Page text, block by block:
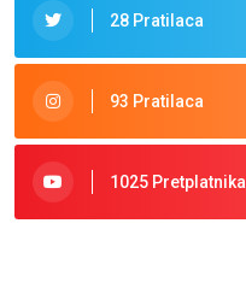
28 Pratilaca
93 Pratilaca
1025 Pretplatnika